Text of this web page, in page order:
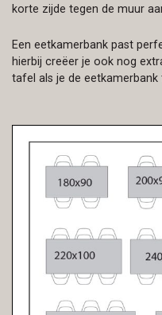
korte zijde tegen de muur
Een eetkamerbank past
hierbij creëer je ook nog
tafel als je de